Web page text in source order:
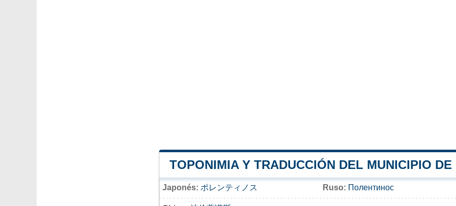
TOPONIMIA Y TRADUCCIÓN DEL MUNICIPIO
Japonés: ポレンティノス Ruso: Полентинос